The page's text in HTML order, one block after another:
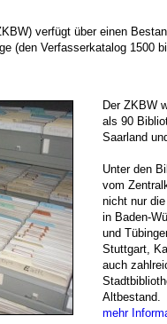
verfügt über einen
(den Verfasserkatalog 1500
Der ZKBW
als 90
Saarland
Unter den
vom
nicht nur
in Baden-
und
Stuttgart,
auch
Altbestand.
mehr